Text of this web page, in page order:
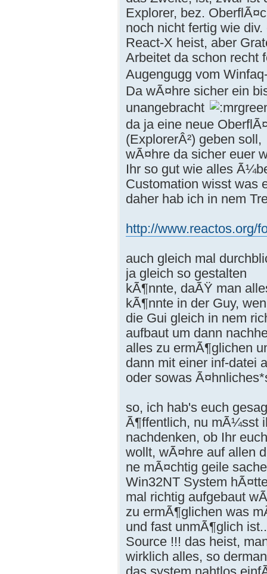
Explorer, bez.
noch nicht fertig wie
React-X heist, aber
Arbeitet da schon recht
Augengugg vom
Da wÃ¤hre sicher ein
unangebracht
da ja eine neue
(ExplorerÂ²) geben soll,
wÃ¤hre da sicher euer
Ihr so gut wie alles
Customation wisst was
daher hab ich in nem
http://www.reactos.org/
auch gleich mal
ja gleich so gestalten
kÃ¶nnte, daÃŸ man
kÃ¶nnte in der Guy,
die Gui gleich in nem
aufbaut um dann
alles zu ermÃ¶glichen
dann mit einer inf-datei
oder sowas
so, ich hab's euch
Ã¶ffentlich, nu mÃ¼sst
nachdenken, ob Ihr
wollt, wÃ¤hre auf allen
ne mÃ¤chtig geile
Win32NT System
mal richtig aufgebaut
zu ermÃ¶glichen was
und fast unmÃ¶glich
Source !!! das heist,
wirklich alles, so